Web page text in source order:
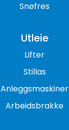
Snøfres
Utleie
Lifter
Stillas
Anleggsmaskiner
Arbeidsbrakke